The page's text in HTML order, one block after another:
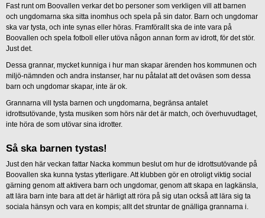
Fast runt om Boovallen verkar det bo personer som verkligen vill att barnen
och ungdomarna ska sitta inomhus och spela på sin dator. Barn och ungdomar
ska var tysta, och inte synas eller höras. Framförallt ska de inte vara på
Boovallen och spela fotboll eller utöva någon annan form av idrott, för det stör.
Just det.
Dessa grannar, mycket kunniga i hur man skapar ärenden hos kommunen och
miljö-nämnden och andra instanser, har nu påtalat att det oväsen som dessa
barn och ungdomar skapar, inte är ok.
Grannarna vill tysta barnen och ungdomarna, begränsa antalet
idrottsutövande, tysta musiken som hörs när det är match, och överhuvudtaget,
inte höra de som utövar sina idrotter.
Så ska barnen tystas!
Just den här veckan fattar Nacka kommun beslut om hur de idrottsutövande på
Boovallen ska kunna tystas ytterligare. Att klubben gör en otroligt viktig social
gärning genom att aktivera barn och ungdomar, genom att skapa en lagkänsla,
att lära barn inte bara att det är härligt att röra på sig utan också att lära sig ta
sociala hänsyn och vara en kompis; allt det struntar de gnälliga grannarna i.